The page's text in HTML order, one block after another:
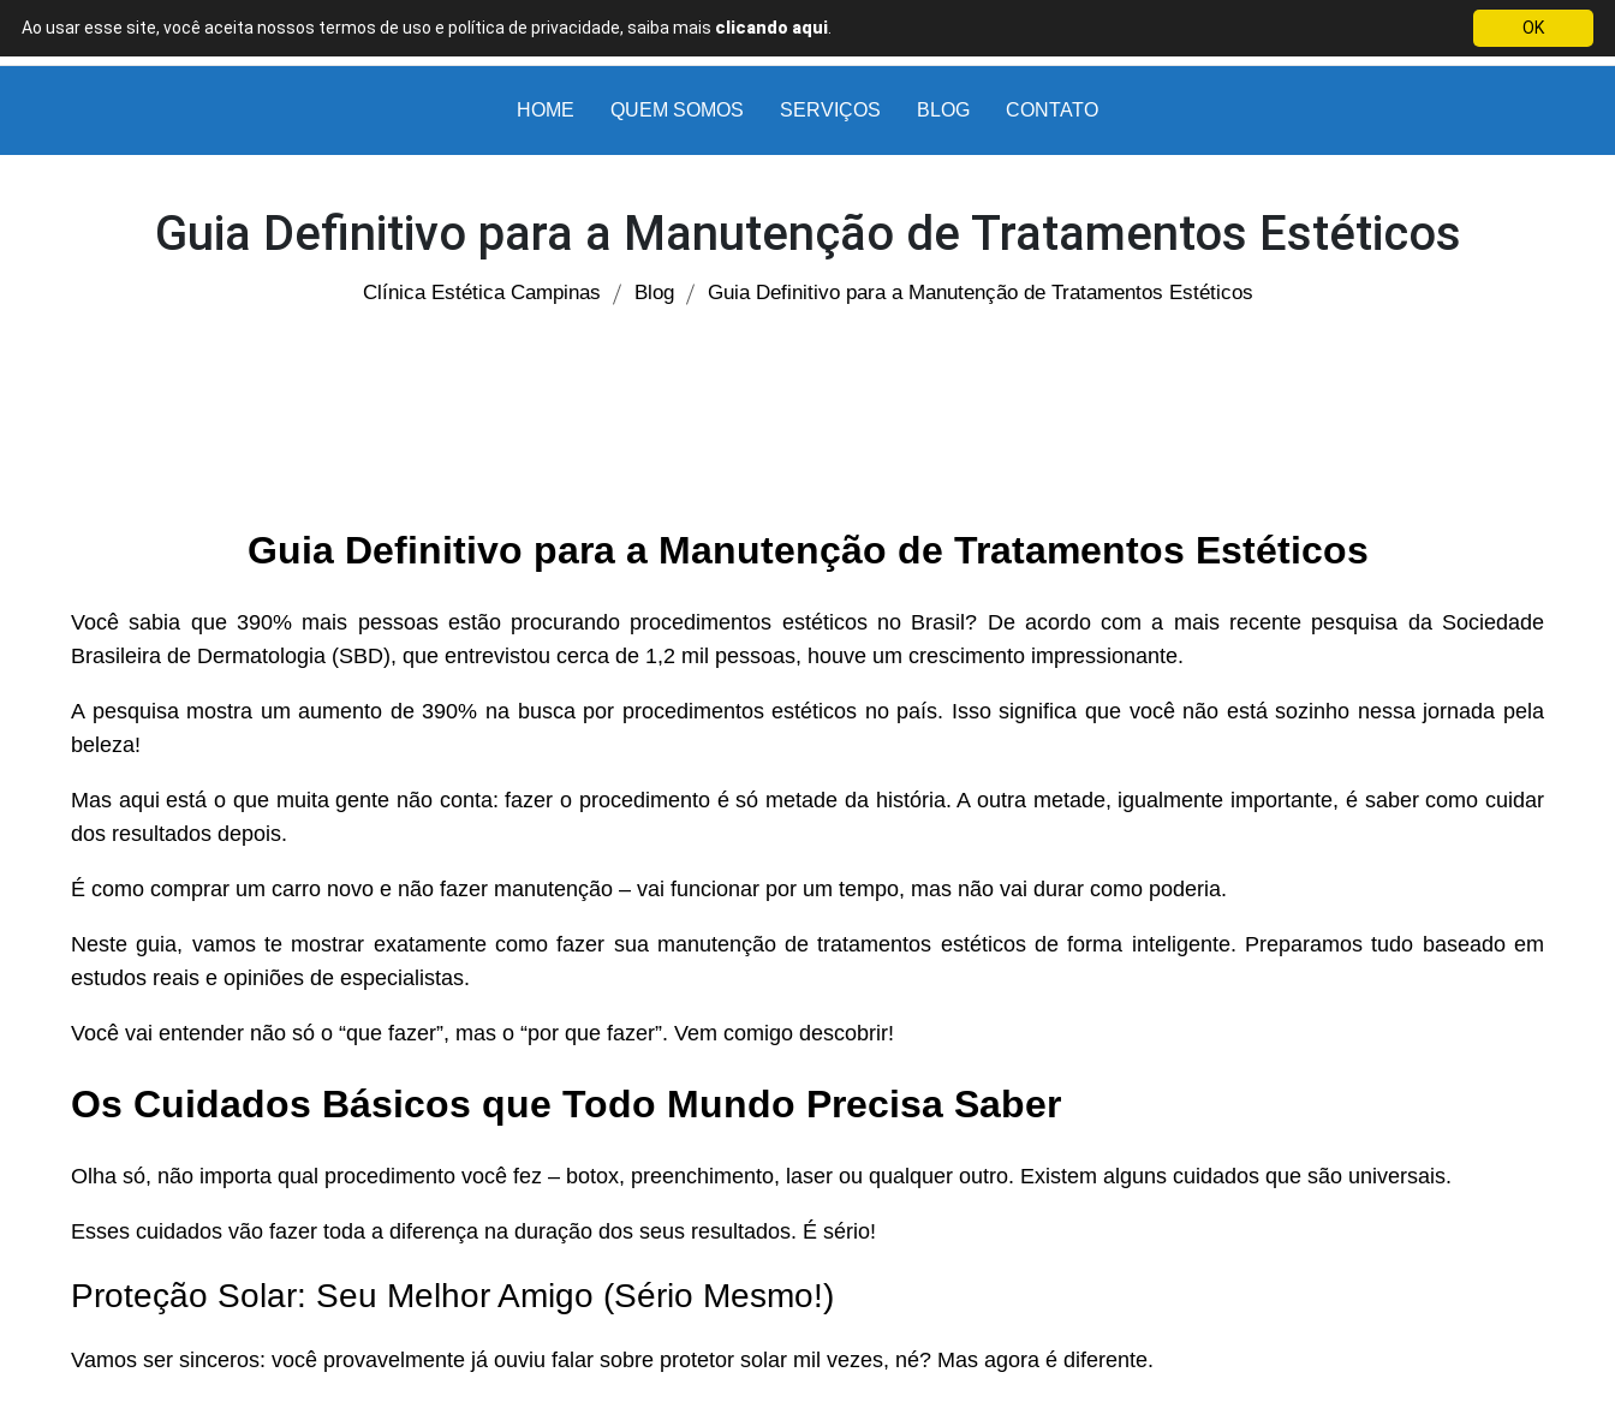
Estética
Orçamento por e-mail
HOME QUEM SOMOS SERVIÇOS BLOG CONTATO
Guia Definitivo para a Manutenção de Tratamentos Estéticos
Clínica Estética Campinas Blog Guia Definitivo para a Manutenção de Tratamentos Estéticos
Guia Definitivo para a Manutenção de Tratamentos Estéticos
Você sabia que 390% mais pessoas estão procurando procedimentos estéticos no Brasil? De acordo com a mais recente pesquisa da Sociedade
Brasileira de Dermatologia (SBD), que entrevistou cerca de 1,2 mil pessoas, houve um crescimento impressionante.
A pesquisa mostra um aumento de 390% na busca por procedimentos estéticos no país. Isso significa que você não está sozinho nessa jornada pela
beleza!
Mas aqui está o que muita gente não conta: fazer o procedimento é só metade da história. A outra metade, igualmente importante, é saber como cuidar
dos resultados depois.
É como comprar um carro novo e não fazer manutenção – vai funcionar por um tempo, mas não vai durar como poderia.
Neste guia, vamos te mostrar exatamente como fazer sua manutenção de tratamentos estéticos de forma inteligente. Preparamos tudo baseado em
estudos reais e opiniões de especialistas.
Você vai entender não só o “que fazer”, mas o “por que fazer”. Vem comigo descobrir!
Os Cuidados Básicos que Todo Mundo Precisa Saber
Olha só, não importa qual procedimento você fez – botox, preenchimento, laser ou qualquer outro. Existem alguns cuidados que são universais.
Esses cuidados vão fazer toda a diferença na duração dos seus resultados. É sério!
Proteção Solar: Seu Melhor Amigo (Sério Mesmo!)
Vamos ser sinceros: você provavelmente já ouviu falar sobre protetor solar mil vezes, né? Mas agora é diferente.
OK
Ao usar esse site, você aceita nossos termos de uso e política de privacidade, saiba mais clicando aqui